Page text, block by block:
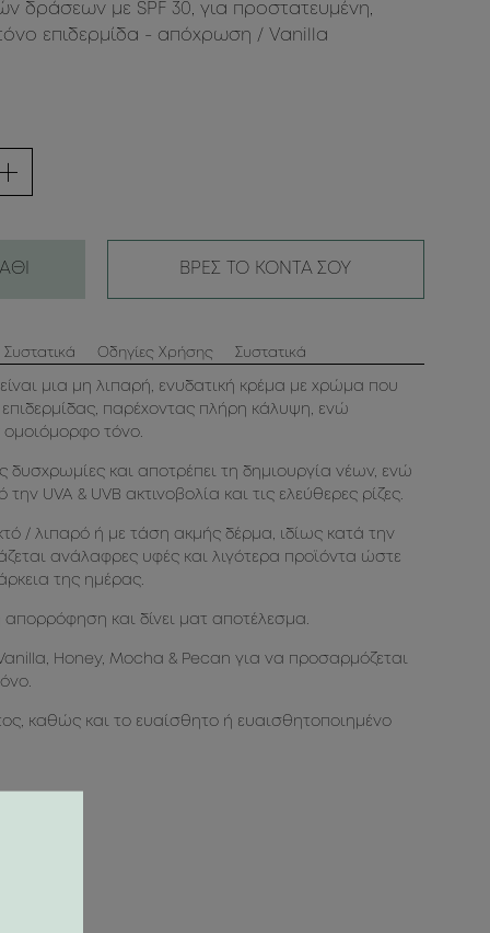
δράσεων με SPF 30, για προστατευμένη,
επιδερμίδα - απόχρωση / Vanilla
ΒΡΕΣ ΤΟ ΚΟΝΤΑ ΣΟΥ
Συστατικά Οδηγίες Χρήσης Συστατικά
μια μη λιπαρή, ενυδατική κρέμα με χρώμα που
παρέχοντας πλήρη κάλυψη, ενώ
τόνο.
δυσχρωμίες και αποτρέπει τη δημιουργία νέων, ενώ
UVA & UVB ακτινοβολία και τις ελεύθερες ρίζες.
/ λιπαρό ή με τάση ακμής δέρμα, ιδίως κατά την
ανάλαφρες υφές και λιγότερα προϊόντα ώστε
της ημέρας.
και δίνει ματ αποτέλεσμα.
Honey, Mocha & Pecan για να προσαρμόζεται
καθώς και το ευαίσθητο ή ευαισθητοποιημένο